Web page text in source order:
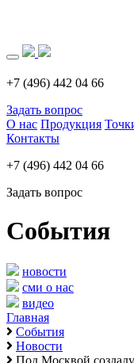
+7 (496) 442 04 66
Задать вопрос
О нас Продукция
Контакты
+7 (496) 442 04 66
Задать вопрос
События
новости
сми о нас
видео
Главная
События
Новости
Под Москвой